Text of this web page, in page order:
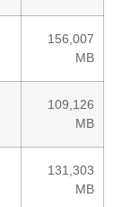
156,007
MB
109,126
MB
131,303
MB